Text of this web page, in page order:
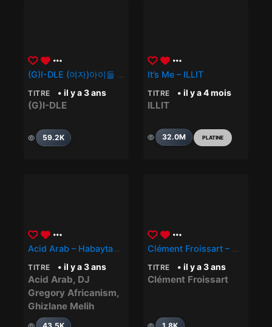
(G)I-DLE (여자)아이들 – 퀸카 (Queencard)
TITRE • il y a 3 ans
(G)I-DLE
59.2K
It’s Me – ILLIT
TITRE • il y a 4 mois
ILLIT
32.0M PLATINE
Acid Arab – Habaytak Feat. Ghizlane Melih (DJ Gregory Africanism Remix)
TITRE • il y a 3 ans
Acid Arab, DJ
Gregory Africanism,
Ghizlane Melih
Clément Froissart – Nuits Agitées
TITRE • il y a 3 ans
Clément Froissart